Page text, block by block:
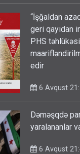
“İşğaldan
geri qayıdan
PHS
edir
6 Avqust
Dəməşqdə
yaralananlar
6 Avqust